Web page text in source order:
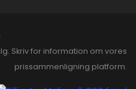
Skriv for information om vores
prissammenligning platform.